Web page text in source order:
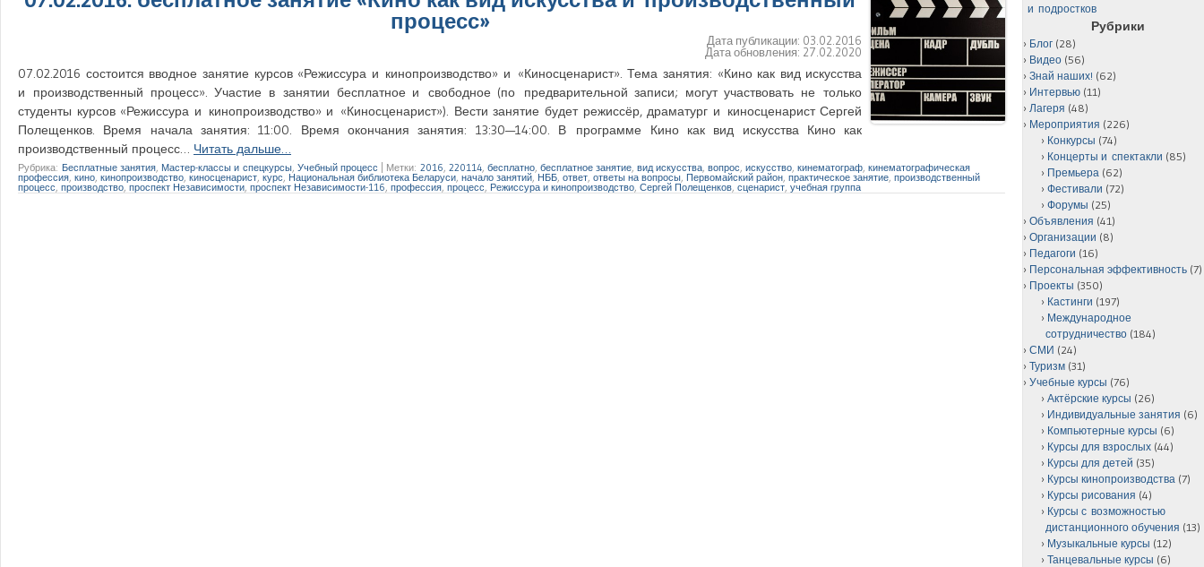
процесс»
Дата публикации: 03.02.2016
Дата обновления: 27.02.2020
07.02.2016 состоится вводное занятие курсов «Режиссура и кинопроизводство» и «Киносценарист». Тема занятия: «Кино как вид искусства
и производственный процесс». Участие в занятии бесплатное и свободное (по предварительной записи; могут участвовать не только
студенты курсов «Режиссура и кинопроизводство» и «Киносценарист»). Вести занятие будет режиссёр, драматург и киносценарист Сергей
Полещенков. Время начала занятия: 11:00. Время окончания занятия: 13:30—14:00. В программе Кино как вид искусства Кино как
производственный процесс… Читать дальше…
Рубрика: Бесплатные занятия, Мастер-классы и спецкурсы, Учебный процесс Метки: 2016, 220114, бесплатно, бесплатное занятие, вид искусства, вопрос, искусство, кинематограф, кинематографическая
профессия, кино, кинопроизводство, киносценарист, курс, Национальная библиотека Беларуси, начало занятий, НББ, ответ, ответы на вопросы, Первомайский район, практическое занятие, производственный
процесс, производство, проспект Независимости, проспект Независимости-116, профессия, процесс, Режиссура и кинопроизводство, Сергей Полещенков, сценарист, учебная группа
и подростков
Рубрики
Блог (28)
Видео (56)
Знай наших! (62)
Интервью (11)
Лагеря (48)
Мероприятия (226)
Конкурсы (74)
Концерты и спектакли (85)
Премьера (62)
Фестивали (72)
Форумы (25)
Объявления (41)
Организации (8)
Педагоги (16)
Персональная эффективность (7)
Проекты (350)
Кастинги (197)
Международное
сотрудничество (184)
СМИ (24)
Туризм (31)
Учебные курсы (76)
Актёрские курсы (26)
Индивидуальные занятия (6)
Компьютерные курсы (6)
Курсы для взрослых (44)
Курсы для детей (35)
Курсы кинопроизводства (7)
Курсы рисования (4)
Курсы с возможностью
дистанционного обучения (13)
Музыкальные курсы (12)
Танцевальные курсы (6)